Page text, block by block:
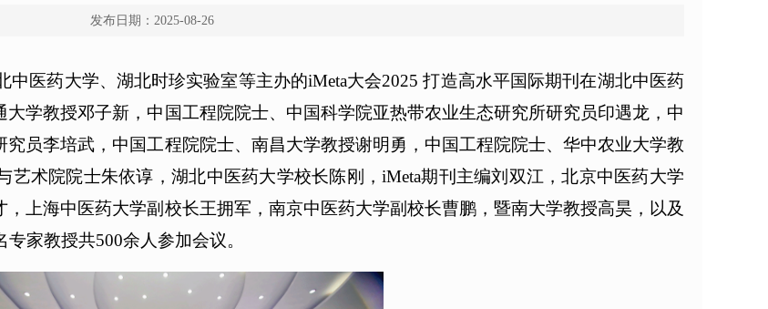
发布日期：2025-08-26
中医药大学、湖北时珍实验室等主办的iMeta大会2025 打造高水平国际期刊在湖北中医药
学教授邓子新，中国工程院院士、中国科学院亚热带农业生态研究所研究员印遇龙，中
员李培武，中国工程院院士、南昌大学教授谢明勇，中国工程院院士、华中农业大学教
术院院士朱依谆，湖北中医药大学校长陈刚，iMeta期刊主编刘双江，北京中医药大学
上海中医药大学副校长王拥军，南京中医药大学副校长曹鹏，暨南大学教授高昊，以及
家教授共500余人参加会议。